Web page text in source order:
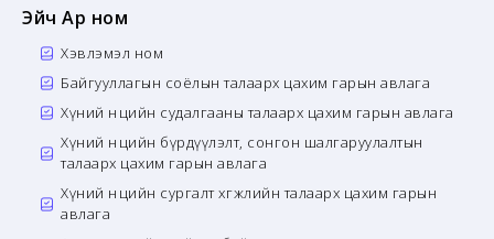
Эйч Ар ном
Хэвлэмэл ном
Байгууллагын соёлын талаарх цахим гарын авлага
Хүний нөөцийн судалгааны талаарх цахим гарын авлага
Хүний нөөцийн бүрдүүлэлт, сонгон шалгаруулалтын
талаарх цахим гарын авлага
Хүний нөөцийн сургалт хөгжлийн талаарх цахим гарын
авлага